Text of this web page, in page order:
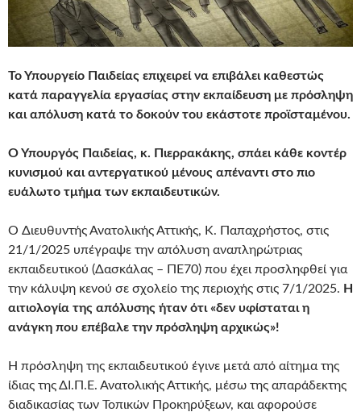
Το Υπουργείο Παιδείας επιχειρεί να επιβάλει καθεστώς
κατά παραγγελία εργασίας στην εκπαίδευση με πρόσληψη
και απόλυση κατά το δοκούν του εκάστοτε προϊσταμένου.
Ο Υπουργός Παιδείας, κ. Πιερρακάκης, σπάει κάθε κοντέρ
κυνισμού και αντεργατικού μένους απέναντι στο πιο
ευάλωτο τμήμα των εκπαιδευτικών.
O Διευθυντής Ανατολικής Αττικής, Κ. Παπαχρήστος, στις
21/1/2025 υπέγραψε την απόλυση αναπληρώτριας
εκπαιδευτικού (Δασκάλας – ΠΕ70) που έχει προσληφθεί για
την κάλυψη κενού σε σχολείο της περιοχής στις 7/1/2025. Η
αιτιολογία της απόλυσης ήταν ότι «δεν υφίσταται η
ανάγκη που επέβαλε την πρόσληψη αρχικώς»!
Η πρόσληψη της εκπαιδευτικού έγινε μετά από αίτημα της
ίδιας της ΔΙ.Π.Ε. Ανατολικής Αττικής, μέσω της απαράδεκτης
διαδικασίας των Τοπικών Προκηρύξεων, και αφορούσε